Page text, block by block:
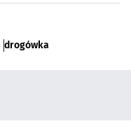
drogówka